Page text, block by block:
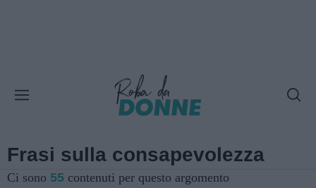
Frasi sulla consapevolezza
Ci sono 55 contenuti per questo argomento